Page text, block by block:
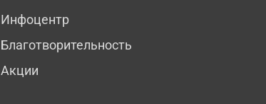
Инфоцентр
Благотворительность
Акции